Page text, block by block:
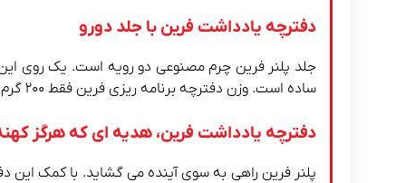
دفترچه یادداشت فرین با جلد دورو
جلد پلنر فرین چرم مصنوعی دو رویه است. یک روی
ساده است. وزن دفترچه برنامه ریزی فرین فقط ۲۰۰ گرم است.
دفترچه یادداشت فرین، هدیه ای که هرگز
پلنر فرین راهی به سوی آینده می گشاید. با کمک این